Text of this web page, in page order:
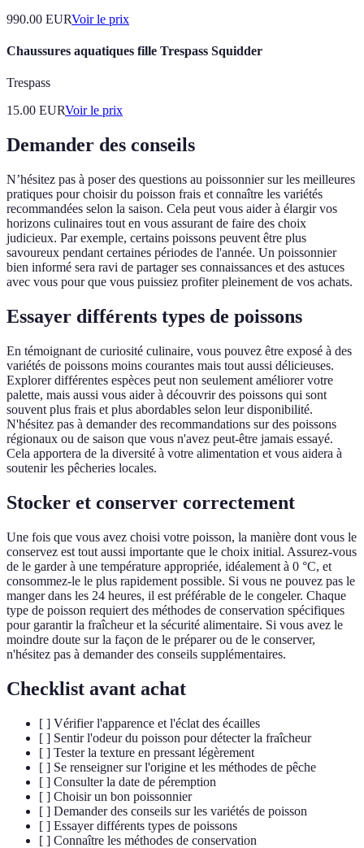
990.00 EURVoir le prix
Chaussures aquatiques fille Trespass Squidder
Trespass
15.00 EURVoir le prix
Demander des conseils
N’hésitez pas à poser des questions au poissonnier sur les meilleures
pratiques pour choisir du poisson frais et connaître les variétés
recommandées selon la saison. Cela peut vous aider à élargir vos
horizons culinaires tout en vous assurant de faire des choix
judicieux. Par exemple, certains poissons peuvent être plus
savoureux pendant certaines périodes de l'année. Un poissonnier
bien informé sera ravi de partager ses connaissances et des astuces
avec vous pour que vous puissiez profiter pleinement de vos achats.
Essayer différents types de poissons
En témoignant de curiosité culinaire, vous pouvez être exposé à des
variétés de poissons moins courantes mais tout aussi délicieuses.
Explorer différentes espèces peut non seulement améliorer votre
palette, mais aussi vous aider à découvrir des poissons qui sont
souvent plus frais et plus abordables selon leur disponibilité.
N'hésitez pas à demander des recommandations sur des poissons
régionaux ou de saison que vous n'avez peut-être jamais essayé.
Cela apportera de la diversité à votre alimentation et vous aidera à
soutenir les pêcheries locales.
Stocker et conserver correctement
Une fois que vous avez choisi votre poisson, la manière dont vous le
conservez est tout aussi importante que le choix initial. Assurez-vous
de le garder à une température appropriée, idéalement à 0 °C, et
consommez-le le plus rapidement possible. Si vous ne pouvez pas le
manger dans les 24 heures, il est préférable de le congeler. Chaque
type de poisson requiert des méthodes de conservation spécifiques
pour garantir la fraîcheur et la sécurité alimentaire. Si vous avez le
moindre doute sur la façon de le préparer ou de le conserver,
n'hésitez pas à demander des conseils supplémentaires.
Checklist avant achat
[ ] Vérifier l'apparence et l'éclat des écailles
[ ] Sentir l'odeur du poisson pour détecter la fraîcheur
[ ] Tester la texture en pressant légèrement
[ ] Se renseigner sur l'origine et les méthodes de pêche
[ ] Consulter la date de péremption
[ ] Choisir un bon poissonnier
[ ] Demander des conseils sur les variétés de poisson
[ ] Essayer différents types de poissons
[ ] Connaître les méthodes de conservation